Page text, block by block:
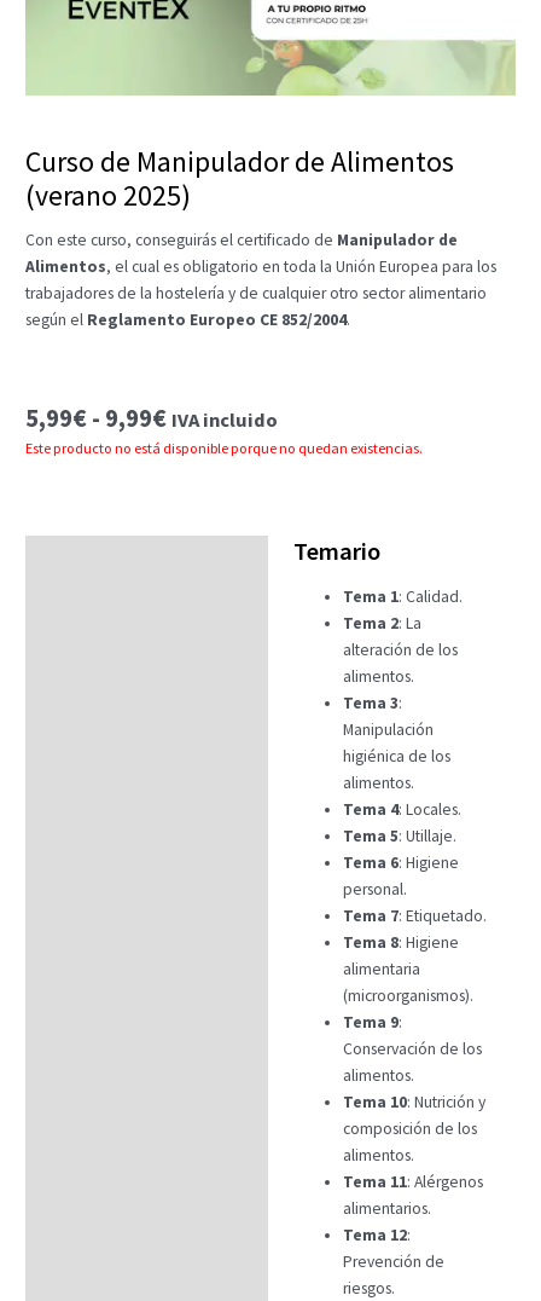
Curso de Manipulador de Alimentos
(verano 2025)
Con este curso, conseguirás el certificado de Manipulador de
Alimentos, el cual es obligatorio en toda la Unión Europea para los
trabajadores de la hostelería y de cualquier otro sector alimentario
según el Reglamento Europeo CE 852/2004.
5,99€- 9,99€Rango
de
IVA incluido
Este producto no está disponible porque no quedan existencias.
Temario
Tema 1: Calidad.
Tema 2: La
alteración de los
alimentos.
Tema 3:
Manipulación
higiénica de los
alimentos.
Tema 4: Locales.
Tema 5: Utillaje.
Tema 6: Higiene
personal.
Tema 7: Etiquetado.
Tema 8: Higiene
alimentaria
(microorganismos).
Tema 9:
Conservación de los
alimentos.
Tema 10: Nutrición y
composición de los
alimentos.
Tema 11: Alérgenos
alimentarios.
Tema 12:
Prevención de
riesgos.